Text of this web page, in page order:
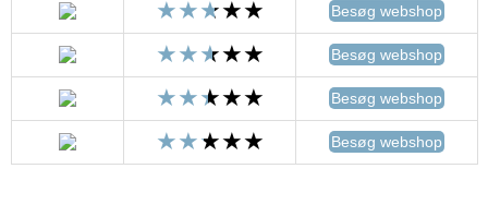
Besøg webshop
Besøg webshop
Besøg webshop
Besøg webshop